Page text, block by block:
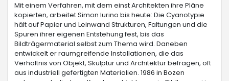
Mit einem Verfahren, mit dem einst Architekten ihre Pläne
kopierten, arbeitet Simon Iurino bis heute: Die Cyanotypie
hält auf Papier und Leinwand Strukturen, Faltungen und die
Spuren ihrer eigenen Entstehung fest, bis das
Bildträgermaterial selbst zum Thema wird. Daneben
entwickelt er raumgreifende Installationen, die das
Verhältnis von Objekt, Skulptur und Architektur befragen, oft
aus industriell gefertigten Materialien. 1986 in Bozen